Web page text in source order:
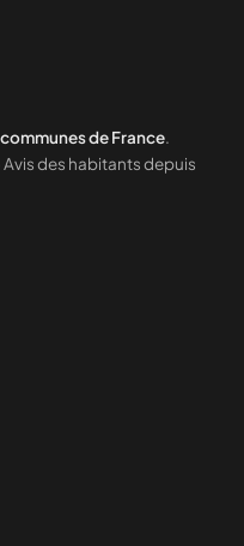
de France.
Avis des habitants depuis